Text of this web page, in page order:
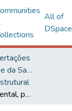
All of
DSpace
Ciências Biológicas e da Saúde
Estudo comportamental, perfil dos hidrocarbonetos cuticulares e morfologia das glândulas mandibulares e intramandibulares de rainhas de Melipona scutellaris com diferentes idades